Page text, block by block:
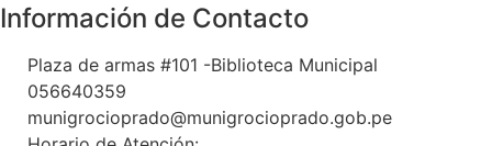
Información de Contacto
Plaza de armas #101 -Biblioteca Municipal
056640359
munigrocioprado@munigrocioprado.gob.pe